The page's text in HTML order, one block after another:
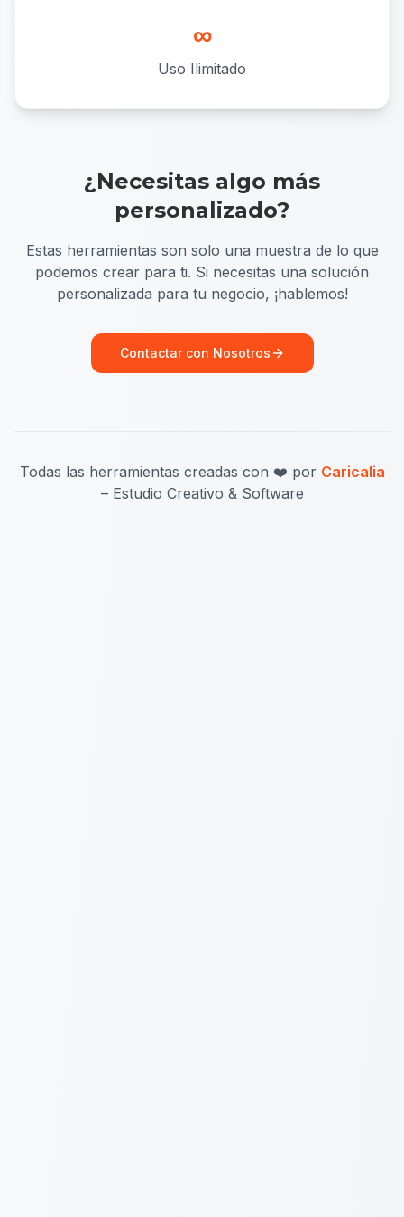
∞
Uso Ilimitado
¿Necesitas algo más
personalizado?
Estas herramientas son solo una muestra de lo que
podemos crear para ti. Si necesitas una solución
personalizada para tu negocio, ¡hablemos!
Contactar con Nosotros
Todas las herramientas creadas con ❤️ por Caricalia
– Estudio Creativo & Software